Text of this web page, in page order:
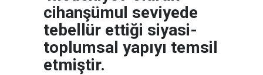
cihanşümul seviyede
tebellür ettiği siyasi-
toplumsal yapıyı temsil
etmiştir.